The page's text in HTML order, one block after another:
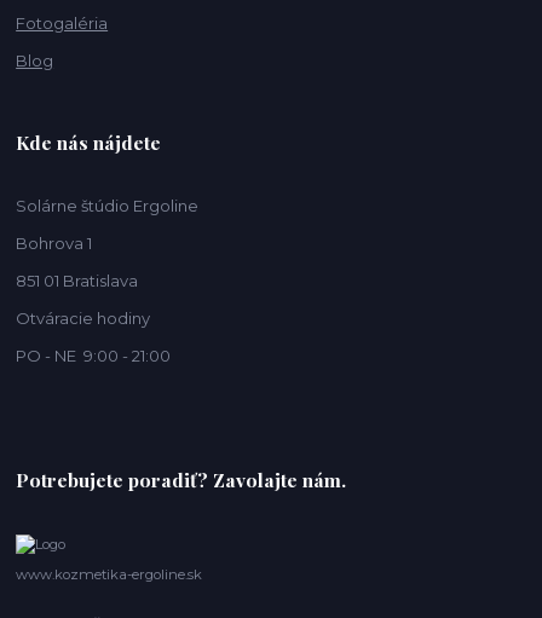
Fotogaléria
Blog
Kde nás nájdete
Solárne štúdio Ergoline
Bohrova 1
851 01 Bratislava
Otváracie hodiny
PO - NE 9:00 - 21:00
Potrebujete poradiť? Zavolajte nám.
www.kozmetika-ergoline.sk